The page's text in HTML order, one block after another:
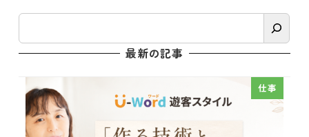
索
最新の記事
仕事